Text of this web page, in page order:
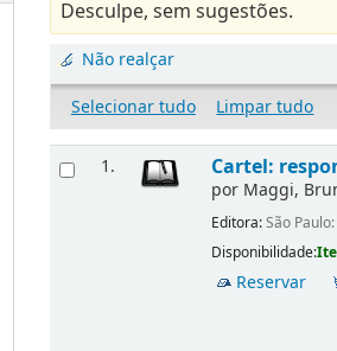
Desculpe, sem sugestões.
Não realçar
Selecionar tudo
Limpar tudo
1. Cartel:
por Maggi,
Editora:São
Disponibilidade:
Reservar